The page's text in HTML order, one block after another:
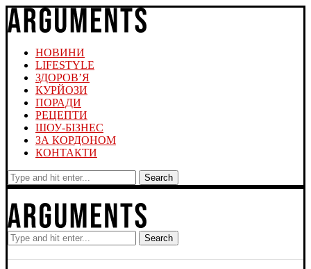
НОВИНИ
LIFESTYLE
ЗДОРОВ’Я
КУРЙОЗИ
ПОРАДИ
РЕЦЕПТИ
ШОУ-БІЗНЕС
ЗА КОРДОНОМ
КОНТАКТИ
Search
Search